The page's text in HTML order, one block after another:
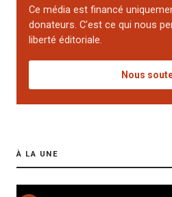
Ce média est financé
donateurs. C'est ce qui nous
liberté éditoriale.
Nous
À LA UNE